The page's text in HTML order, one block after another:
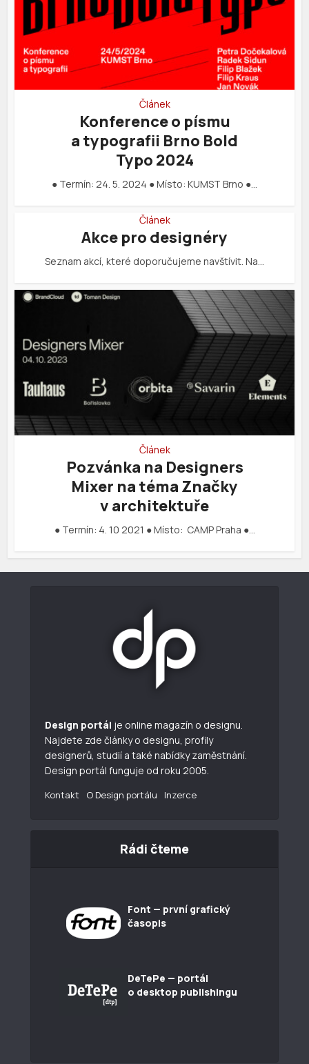
Článek
Konference o písmu
a typografii Brno Bold
Typo 2024
● Termín: 24. 5. 2024 ● Místo: KUMST Brno ●…
Článek
Akce pro designéry
Seznam akcí, které doporučujeme navštívit. Na…
Článek
Pozvánka na Designers
Mixer na téma Značky
v architektuře
● Termín: 4. 10 2021 ● Místo: CAMP Praha ●…
Design portál je online magazín o designu.
Najdete zde články o designu, profily
designerů, studií a také nabídky zaměstnání.
Design portál funguje od roku 2005.
Kontakt O Design portálu Inzerce
Rádi čteme
Font — první grafický
časopis
DeTePe — portál
o desktop publishingu